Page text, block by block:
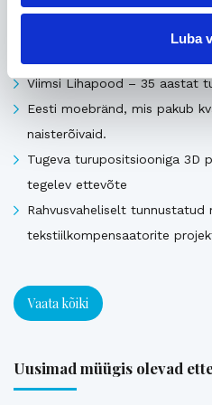
Luba
Pika ajalooga
osakoormavedusid Lääne-
Viimsi Lihapood – 35 aastat
Eesti moebränd, mis pakub
naisterõivaid.
Tugeva turupositsiooniga 3D
tegelev ettevõte
Rahvusvaheliselt tunnustatud
tekstiilkompensaatorite
Vaata kõiki
Uusimad müügis olevad